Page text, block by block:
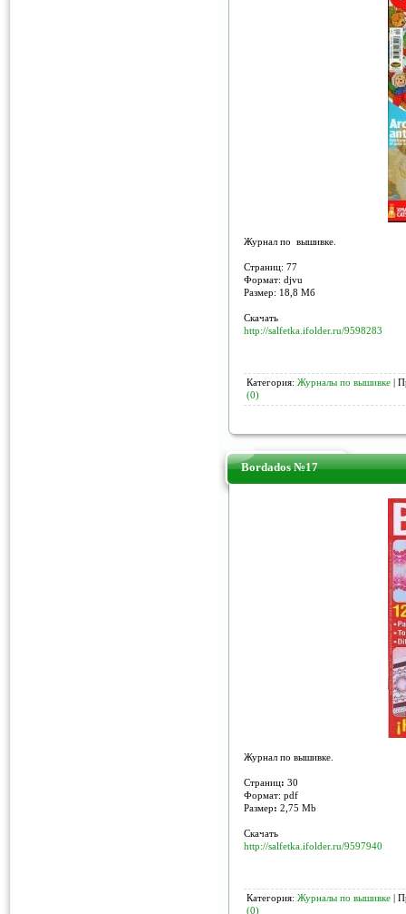
Журнал по вышивке.
Страниц: 77
Формат: djvu
Размер: 18,8 Мб
Скачать
http://salfetka.ifolder.ru/9598283
Категория: Журналы по вышивке |
(0)
Bordados №17
Журнал по вышивке.
Страниц: 30
Формат: pdf
Размер: 2,75 Mb
Скачать
http://salfetka.ifolder.ru/9597940
Категория: Журналы по вышивке |
(0)